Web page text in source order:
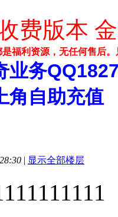
费版本
福利资源，无任何售后
业务
角自助充值
| 显示全部楼层